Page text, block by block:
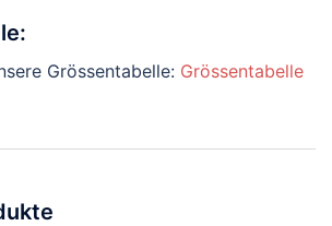
Grössentabelle: Grössentabelle